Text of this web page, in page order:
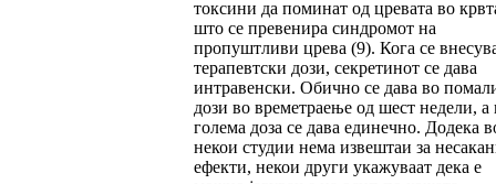
токсини да поминат од цревата во
што се превенира синдромот на
пропуштливи црева (9). Кога се
терапевтски дози, секретинот се дава
интравенски. Обично се дава во
дози во времетраење од шест недели, а
голема доза се дава единечно. Додека
некои студии нема извештаи за
ефекти, некои други укажуваат дека е